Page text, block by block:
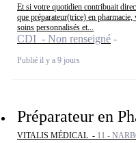
Et si votre quotidien contribuait
que préparateur(trice) en
soins personnalisés et...
CDI - Non renseigné
Publié il y a 9 jours
Préparateur en
VITALIS MÉDICAL - 11 -